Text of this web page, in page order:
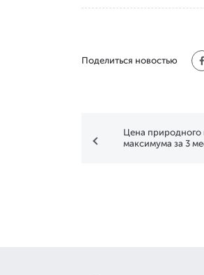
Поделиться новостью
Цена природного
максимума за 3